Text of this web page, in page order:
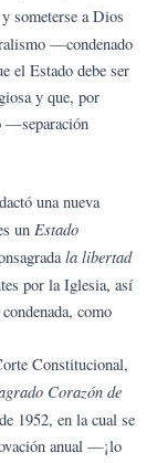
someterse a Dios
—condenado
el Estado debe ser
y que, por
—separación
una nueva
un Estado
la libertad
por la Iglesia, así
como
Constitucional,
Corazón de
1952, en la cual se
anual —¡lo